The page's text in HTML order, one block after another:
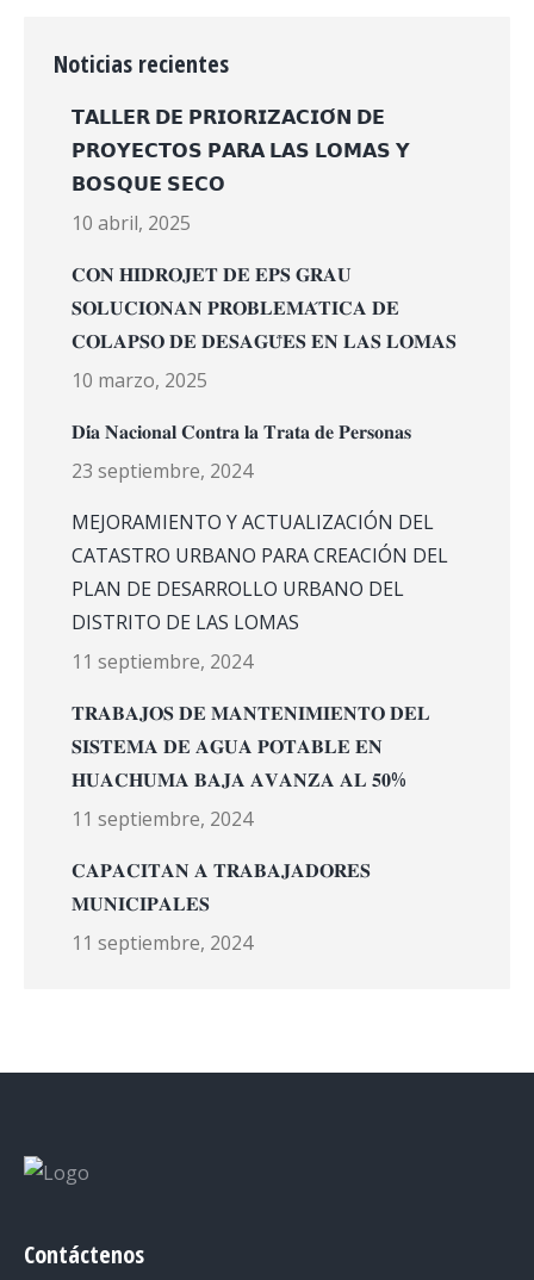
Noticias recientes
𝗧𝗔𝗟𝗟𝗘𝗥 𝗗𝗘 𝗣𝗥𝗜𝗢𝗥𝗜𝗭𝗔𝗖𝗜𝗢́𝗡 𝗗𝗘
𝗣𝗥𝗢𝗬𝗘𝗖𝗧𝗢𝗦 𝗣𝗔𝗥𝗔 𝗟𝗔𝗦 𝗟𝗢𝗠𝗔𝗦 𝗬
𝗕𝗢𝗦𝗤𝗨𝗘 𝗦𝗘𝗖𝗢
10 abril, 2025
𝐂𝐎𝐍 𝐇𝐈𝐃𝐑𝐎𝐉𝐄𝐓 𝐃𝐄 𝐄𝐏𝐒 𝐆𝐑𝐀𝐔
𝐒𝐎𝐋𝐔𝐂𝐈𝐎𝐍𝐀𝐍 𝐏𝐑𝐎𝐁𝐋𝐄𝐌𝐀́𝐓𝐈𝐂𝐀 𝐃𝐄
𝐂𝐎𝐋𝐀𝐏𝐒𝐎 𝐃𝐄 𝐃𝐄𝐒𝐀𝐆𝐔̈𝐄𝐒 𝐄𝐍 𝐋𝐀𝐒 𝐋𝐎𝐌𝐀𝐒
10 marzo, 2025
𝐃𝐢́𝐚 𝐍𝐚𝐜𝐢𝐨𝐧𝐚𝐥 𝐂𝐨𝐧𝐭𝐫𝐚 𝐥𝐚 𝐓𝐫𝐚𝐭𝐚 𝐝𝐞 𝐏𝐞𝐫𝐬𝐨𝐧𝐚𝐬
23 septiembre, 2024
MEJORAMIENTO Y ACTUALIZACIÓN DEL
CATASTRO URBANO PARA CREACIÓN DEL
PLAN DE DESARROLLO URBANO DEL
DISTRITO DE LAS LOMAS
11 septiembre, 2024
𝐓𝐑𝐀𝐁𝐀𝐉𝐎𝐒 𝐃𝐄 𝐌𝐀𝐍𝐓𝐄𝐍𝐈𝐌𝐈𝐄𝐍𝐓𝐎 𝐃𝐄𝐋
𝐒𝐈𝐒𝐓𝐄𝐌𝐀 𝐃𝐄 𝐀𝐆𝐔𝐀 𝐏𝐎𝐓𝐀𝐁𝐋𝐄 𝐄𝐍
𝐇𝐔𝐀𝐂𝐇𝐔𝐌𝐀 𝐁𝐀𝐉𝐀 𝐀𝐕𝐀𝐍𝐙𝐀 𝐀𝐋 𝟓𝟎%
11 septiembre, 2024
𝐂𝐀𝐏𝐀𝐂𝐈𝐓𝐀𝐍 𝐀 𝐓𝐑𝐀𝐁𝐀𝐉𝐀𝐃𝐎𝐑𝐄𝐒
𝐌𝐔𝐍𝐈𝐂𝐈𝐏𝐀𝐋𝐄𝐒
11 septiembre, 2024
Contáctenos